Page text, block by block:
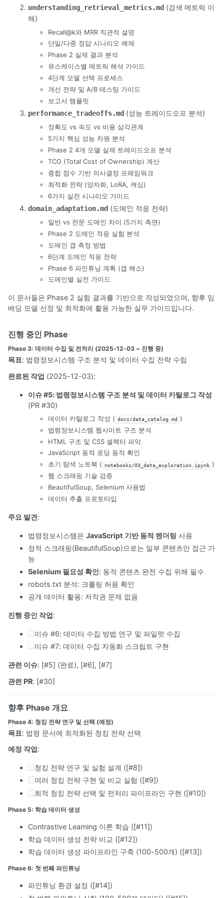
understanding_retrieval_metrics.md (검색 메트릭 이
해)
Recall@k와 MRR 직관적 설명
단일/다중 정답 시나리오 예제
Phase 2 실제 결과 분석
유스케이스별 메트릭 해석 가이드
4단계 모델 선택 프로세스
개선 전략 및 A/B 테스팅 가이드
보고서 템플릿
performance_tradeoffs.md (성능 트레이드오프 분석)
정확도 vs 속도 vs 비용 삼각관계
5가지 핵심 성능 차원 분석
Phase 2 4개 모델 실제 트레이드오프 분석
TCO (Total Cost of Ownership) 계산
종합 점수 기반 의사결정 프레임워크
최적화 전략 (양자화, LoRA, 캐싱)
6가지 실전 시나리오 가이드
domain_adaptation.md (도메인 적응 전략)
일반 vs 전문 도메인 차이 (5가지 측면)
Phase 2 도메인 적응 실험 분석
도메인 갭 측정 방법
6단계 도메인 적응 전략
Phase 6 파인튜닝 계획 (갭 해소)
도메인별 실전 가이드
이 문서들은 Phase 2 실험 결과를 기반으로 작성되었으며, 향후 임
베딩 모델 선정 및 최적화에 활용 가능한 실무 가이드입니다.
진행 중인 Phase
Phase 3: 데이터 수집 및 전처리 (2025-12-03 ~ 진행 중)
목표: 법령정보시스템 구조 분석 및 데이터 수집 전략 수립
완료된 작업 (2025-12-03):
이슈 #5: 법령정보시스템 구조 분석 및 데이터 카탈로그 작성
(PR #30)
데이터 카탈로그 작성 ( docs/data_catalog.md )
법령정보시스템 웹사이트 구조 분석
HTML 구조 및 CSS 셀렉터 파악
JavaScript 동적 로딩 동작 확인
초기 탐색 노트북 (
notebooks/03_data_exploration.ipynb )
웹 스크래핑 기술 검증
BeautifulSoup, Selenium 사용법
데이터 추출 프로토타입
주요 발견:
법령정보시스템은 JavaScript 기반 동적 렌더링 사용
정적 스크래핑(BeautifulSoup)으로는 일부 콘텐츠만 접근 가
능
Selenium 필요성 확인: 동적 콘텐츠 완전 수집 위해 필수
robots.txt 분석: 크롤링 허용 확인
공개 데이터 활용: 저작권 문제 없음
진행 중인 작업:
이슈 #6: 데이터 수집 방법 연구 및 파일럿 수집
이슈 #7: 데이터 수집 자동화 스크립트 구현
관련 이슈: [#5] (완료), [#6], [#7]
관련 PR: [#30]
향후 Phase 개요
Phase 4: 청킹 전략 연구 및 선택 (예정)
목표: 법령 문서에 최적화된 청킹 전략 선택
예정 작업:
청킹 전략 연구 및 실험 설계 ([#8])
여러 청킹 전략 구현 및 비교 실험 ([#9])
최적 청킹 전략 선택 및 전처리 파이프라인 구현 ([#10])
Phase 5: 학습 데이터 생성
Contrastive Learning 이론 학습 ([#11])
학습 데이터 생성 전략 비교 ([#12])
학습 데이터 생성 파이프라인 구축 (100-500개) ([#13])
Phase 6: 첫 번째 파인튜닝
파인튜닝 환경 설정 ([#14])